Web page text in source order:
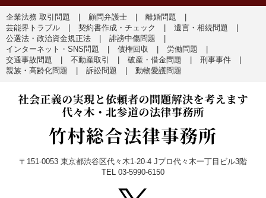
企業法務 取引問題 顧問弁護士
離婚問題
芸能界トラブル
契約書作成・チェック
遺言・相続問題
公選法・政治資金規正法
誹謗中傷問題
インターネット・SNS問題
債権回収
労働問題
交通事故問題
不動産取引 破産・借金問題
刑事事件
親族・高齢化問題
訴訟問題 動物愛護問題
〒151-0053 東京都渋谷区代々木1-20-4 Jプロ代々木一丁目ビル3階
TEL 03-5990-6150